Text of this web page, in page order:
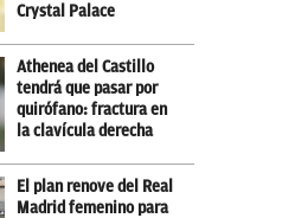
Crystal Palace
Athenea del Castillo
tendrá que pasar por
quirófano: fractura en
la clavícula derecha
El plan renove del Real
Madrid femenino para